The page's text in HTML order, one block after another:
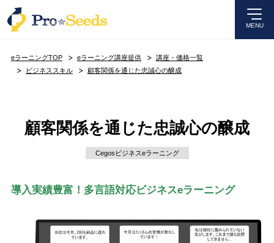
MENU
eラーニングTOP eラーニング講座提供
講座・価格一覧
ビジネススキル
顧客関係を通じた忠誠心の醸成
顧客関係を通じた忠誠心の醸成
Cegosビジネスeラーニング
導入実績豊富！多言語対応ビジネスeラーニング